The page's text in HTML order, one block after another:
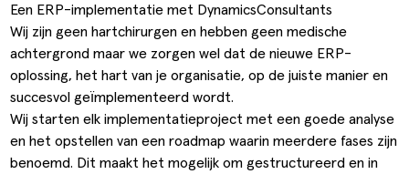
Een ERP-implementatie met DynamicsConsultants
Wij zijn geen hartchirurgen en hebben geen medische
achtergrond maar we zorgen wel dat de nieuwe ERP-
oplossing, het hart van je organisatie, op de juiste manier en
succesvol geïmplementeerd wordt.
Wij starten elk implementatieproject met een goedeanalyse
en het opstellen van een roadmap waarin meerdere fases zijn
benoemd. Dit maakt het mogelijk om gestructureerd en in